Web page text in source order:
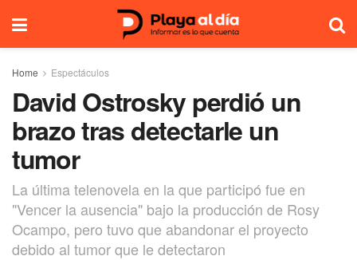
Home Espectáculos
David Ostrosky perdió un
brazo tras detectarle un
tumor
La última telenovela en la que participó fue en
"Vencer la ausencia" bajo la producción de Rosy
Ocampo, pero tuvo que abandonar el proyecto
debido al tumor que le detectaron